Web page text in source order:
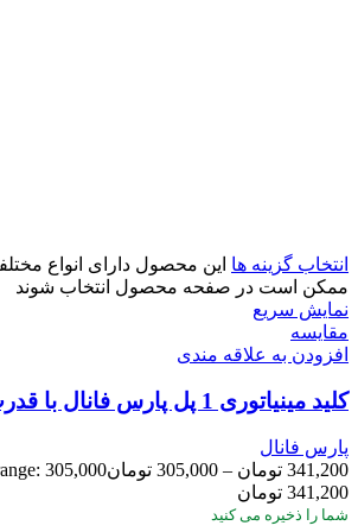
انتخاب گزینه ها این محصول دارای انواع
ممکن است در صفحه محصول انتخاب شوند
نمایش سریع
مقايسه
افزودن به علاقه مندی
کلید مینیاتوری 1 پل پارس فانال با قدرت قطع 6KA
پارس فانال
341,200 تومان –
305,000 تومان
341,200 تومان
شما را ذخیره می کنید